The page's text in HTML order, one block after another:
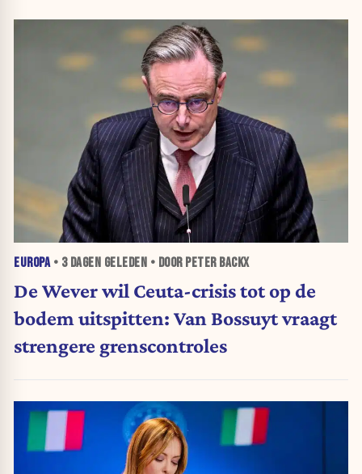
EUROPA• 3 DAGEN GELEDEN • DOOR PETER BACKX
De Wever wil Ceuta-crisis tot op de
bodem uitspitten: Van Bossuyt vraagt
strengere grenscontroles